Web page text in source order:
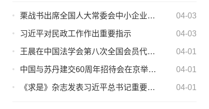
栗战书出席全国人大常委会中小企业促进法执法检查组第一次全体会议 04-03
习近平对民政工作作出重要指示 04-03
王晨在中国法学会第八次全国会员代表大会闭幕式上的讲话 04-01
中国与苏丹建交60周年招待会在京举行 艾力更·依明巴海出席 04-01
《求是》杂志发表习近平总书记重要文章 04-01